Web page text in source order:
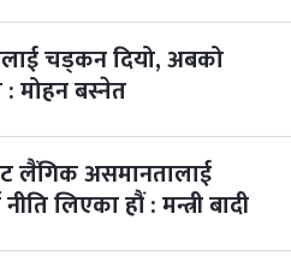
चड्कन दियो, अबको
मोहन बस्नेत
लैंगिक असमानतालाई
लिएका हौं : मन्त्री बादी